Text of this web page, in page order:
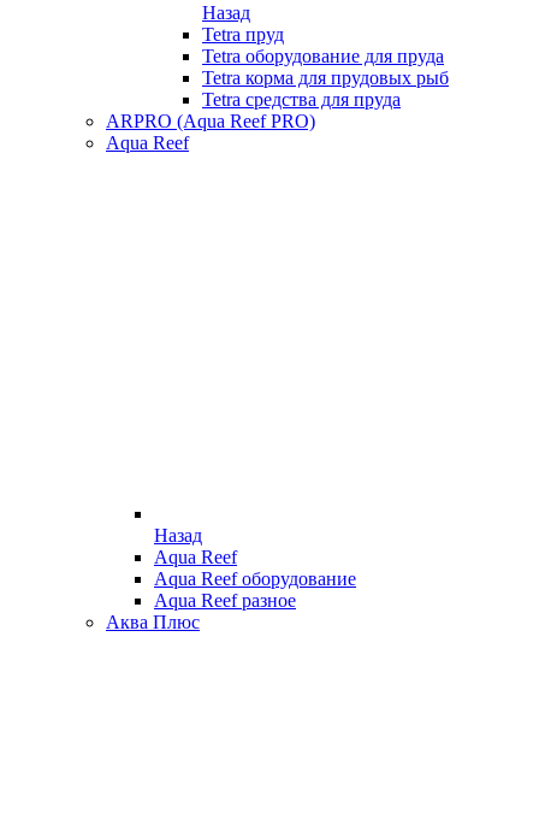
Назад
Tetra пруд
Tetra оборудование для пруда
Tetra корма для прудовых рыб
Tetra средства для пруда
ARPRO (Aqua Reef PRO)
Aqua Reef
Назад
Aqua Reef
Aqua Reef оборудование
Aqua Reef разное
Аква Плюс